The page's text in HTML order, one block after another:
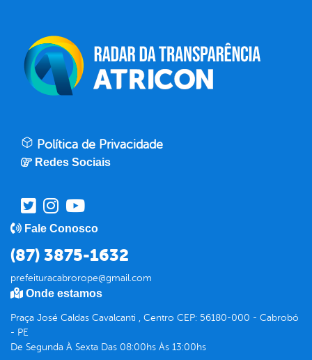
Política de Privacidade
Redes Sociais
Fale Conosco
(87) 3875-1632
prefeituracabrorope@gmail.com
Onde estamos
Praça José Caldas Cavalcanti , Centro CEP: 56180-000 - Cabrobó
- PE
De Segunda À Sexta Das 08:00hs Às 13:00hs